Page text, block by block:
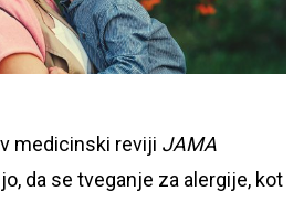
medicinski reviji JAMA
da se tveganje za alergije, kot